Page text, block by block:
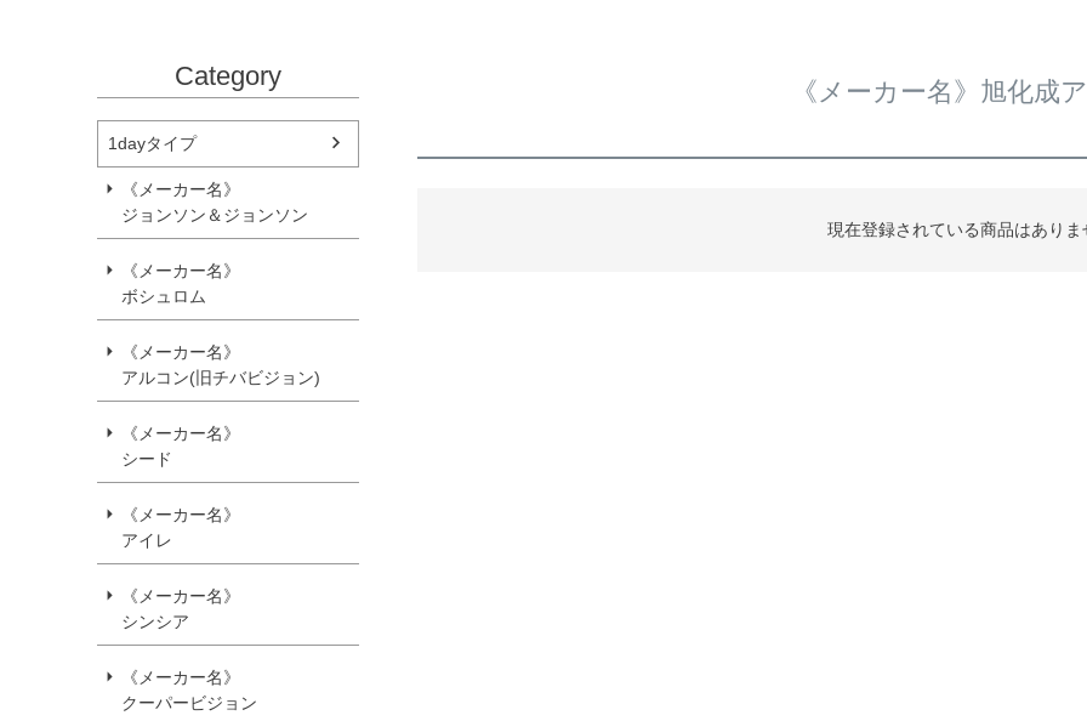
Category
1dayタイプ
《メーカー名》
ジョンソン＆ジョンソン
《メーカー名》
ボシュロム
《メーカー名》
アルコン(旧チバビジョン)
《メーカー名》
シード
《メーカー名》
アイレ
《メーカー名》
シンシア
《メーカー名》
クーパービジョン
《メーカー名》旭化成
現在登録されている商品はありま